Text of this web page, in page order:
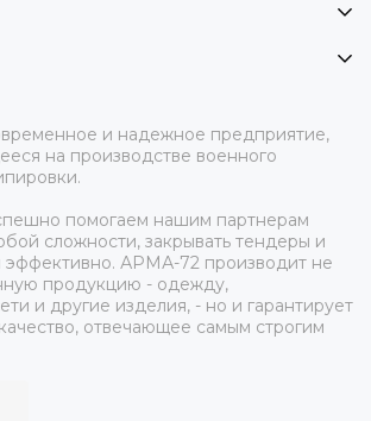
и надежное предприятие,
на производстве военного
помогаем нашим партнерам
сложности, закрывать тендеры и
эффективно. АРМА-72 производит не
продукцию - одежду,
и другие изделия, - но и гарантирует
отвечающее самым строгим